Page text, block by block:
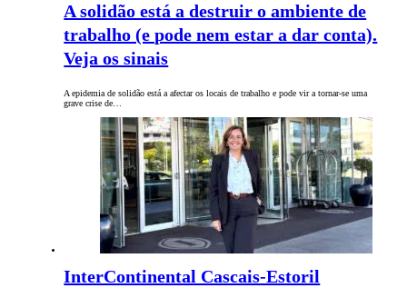
A solidão está a destruir o ambiente de
trabalho (e pode nem estar a dar conta).
Veja os sinais
A epidemia de solidão está a afectar os locais de trabalho e pode vir a tornar-se uma
grave crise de…
InterContinental Cascais-Estoril